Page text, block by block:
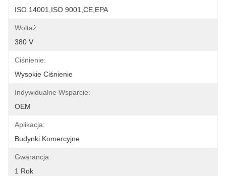
ISO 14001,ISO 9001,CE,EPA
Woltaż:
380 V
Ciśnienie:
Wysokie Ciśnienie
Indywidualne Wsparcie:
OEM
Aplikacja:
Budynki Komercyjne
Gwarancja:
1 Rok